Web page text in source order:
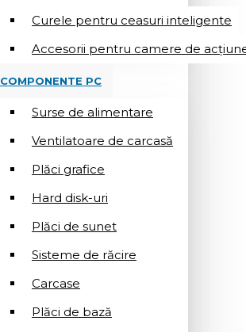
Curele pentru ceasuri inteligente
Accesorii pentru camere de
COMPONENTE PC
Surse de alimentare
Ventilatoare de carcasă
Plăci grafice
Hard disk-uri
Plăci de sunet
Sisteme de răcire
Carcase
Plăci de bază